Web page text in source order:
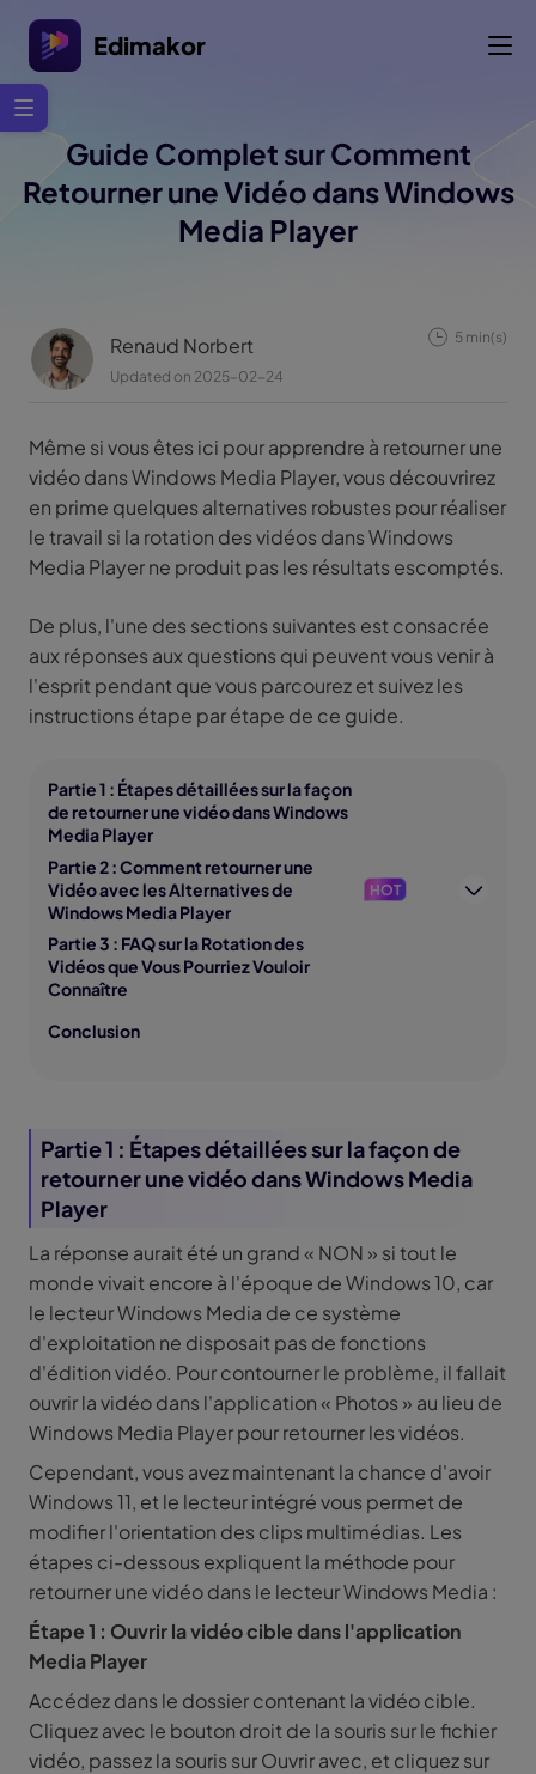
Edimakor
Guide Complet sur Comment
Retourner une Vidéo dans Windows
Media Player
Renaud Norbert
Updated on 2025-02-24
5 min(s)
Même si vous êtes ici pour apprendre à retourner une
vidéo dans Windows Media Player, vous découvrirez
en prime quelques alternatives robustes pour réaliser
le travail si la rotation des vidéos dans Windows
Media Player ne produit pas les résultats escomptés.
De plus, l'une des sections suivantes est consacrée
aux réponses aux questions qui peuvent vous venir à
l'esprit pendant que vous parcourez et suivez les
instructions étape par étape de ce guide.
Partie 1 : Étapes détaillées sur la façon
de retourner une vidéo dans Windows
Media Player
Partie 2 : Comment retourner une
Vidéo avec les Alternatives de
Windows Media Player
HOT
Partie 3 : FAQ sur la Rotation des
Vidéos que Vous Pourriez Vouloir
Connaître
Conclusion
Partie 1 : Étapes détaillées sur la façon de
retourner une vidéo dans Windows Media
Player
La réponse aurait été un grand « NON » si tout le
monde vivait encore à l'époque de Windows 10, car
le lecteur Windows Media de ce système
d'exploitation ne disposait pas de fonctions
d'édition vidéo. Pour contourner le problème, il fallait
ouvrir la vidéo dans l'application « Photos » au lieu de
Windows Media Player pour retourner les vidéos.
Cependant, vous avez maintenant la chance d'avoir
Windows 11, et le lecteur intégré vous permet de
modifier l'orientation des clips multimédias. Les
étapes ci-dessous expliquent la méthode pour
retourner une vidéo dans le lecteur Windows Media :
Étape 1 : Ouvrir la vidéo cible dans l'application
Media Player
Accédez dans le dossier contenant la vidéo cible.
Cliquez avec le bouton droit de la souris sur le fichier
vidéo, passez la souris sur Ouvrir avec, et cliquez sur